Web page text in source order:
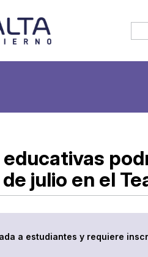
julio en el
a estudiantes y requiere